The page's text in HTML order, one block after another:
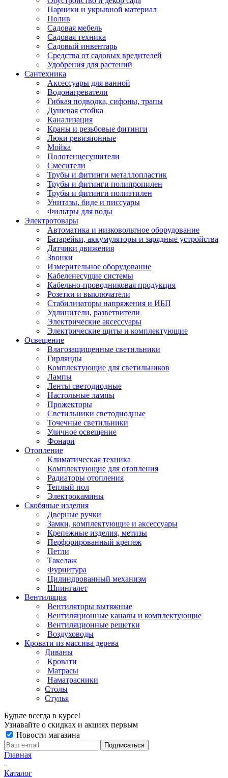
Парники и укрывной материал
Полив
Садовая мебель
Садовая техника
Садовый инвентарь
Средства от садовых вредителей
Удобрения для растений
Сантехника
Аксессуары для ванной
Водонагреватели
Гибкая подводка, сифоны, трапы
Душевая стойка
Канализация
Краны и резьбовые фитинги
Люки ревизионные
Мойка
Полотенцесушители
Смесители
Трубы и фитинги металлопластик
Трубы и фитинги полипропилен
Трубы и фитинги полиэтилен
Унитазы, биде и писсуары
Фильтры для воды
Электротовары
Автоматика и низковольтное оборудование
Батарейки, аккумуляторы и зарядные устройства
Датчики движения
Звонки
Измерительное оборудование
Кабеленесущие системы
Кабельно-проводниковая продукция
Розетки и выключатели
Стабилизаторы напряжения и ИБП
Удлинители, разветвители
Электрические аксессуары
Электрические щиты и комплектующие
Освещение
Влагозащищенные светильники
Гирлянды
Комплектующие для светильников
Лампы
Ленты светодиодные
Настольные лампы
Прожекторы
Светильники светодиодные
Точечные светильники
Уличное освещение
Фонари
Отопление
Климатическая техника
Комплектующие для отопления
Радиаторы отопления
Теплый пол
Электрокамины
Скобяные изделия
Дверные ручки
Замки, комплектующие и аксессуары
Крепежные изделия, метизы
Перфорированный крепеж
Петли
Такелаж
Фурнитура
Цилиндрованный механизм
Шпингалет
Вентиляция
Вентиляторы вытяжные
Вентиляционные каналы и комплектующие
Вентиляционные решетки
Воздуховоды
Кровати из массива дерева
Диваны
Кровати
Матрасы
Наматрасники
Столы
Стулья
Будьте всегда в курсе!
Узнавайте о скидках и акциях первым
Новости магазина
Главная
-
Каталог